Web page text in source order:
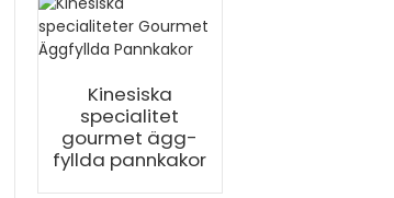
Kinesiska
specialitet
gourmet ägg-
fyllda pannkakor